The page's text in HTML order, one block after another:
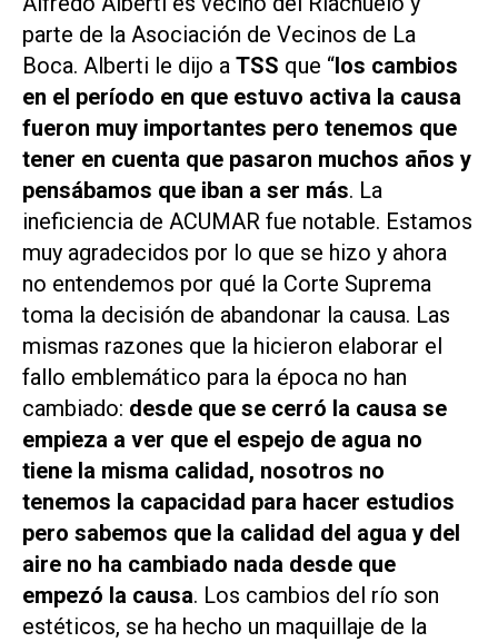
parte de la Asociación de Vecinos de La
Boca. Alberti le dijo a TSS que “los cambios
en el período en que estuvo activa la causa
fueron muy importantes pero tenemos que
tener en cuenta que pasaron muchos años y
pensábamos que iban a ser más. La
ineficiencia de ACUMAR fue notable. Estamos
muy agradecidos por lo que se hizo y ahora
no entendemos por qué la Corte Suprema
toma la decisión de abandonar la causa. Las
mismas razones que la hicieron elaborar el
fallo emblemático para la época no han
cambiado: desde que se cerró la causa se
empieza a ver que el espejo de agua no
tiene la misma calidad, nosotros no
tenemos la capacidad para hacer estudios
pero sabemos que la calidad del agua y del
aire no ha cambiado nada desde que
empezó la causa. Los cambios del río son
estéticos, se ha hecho un maquillaje de la